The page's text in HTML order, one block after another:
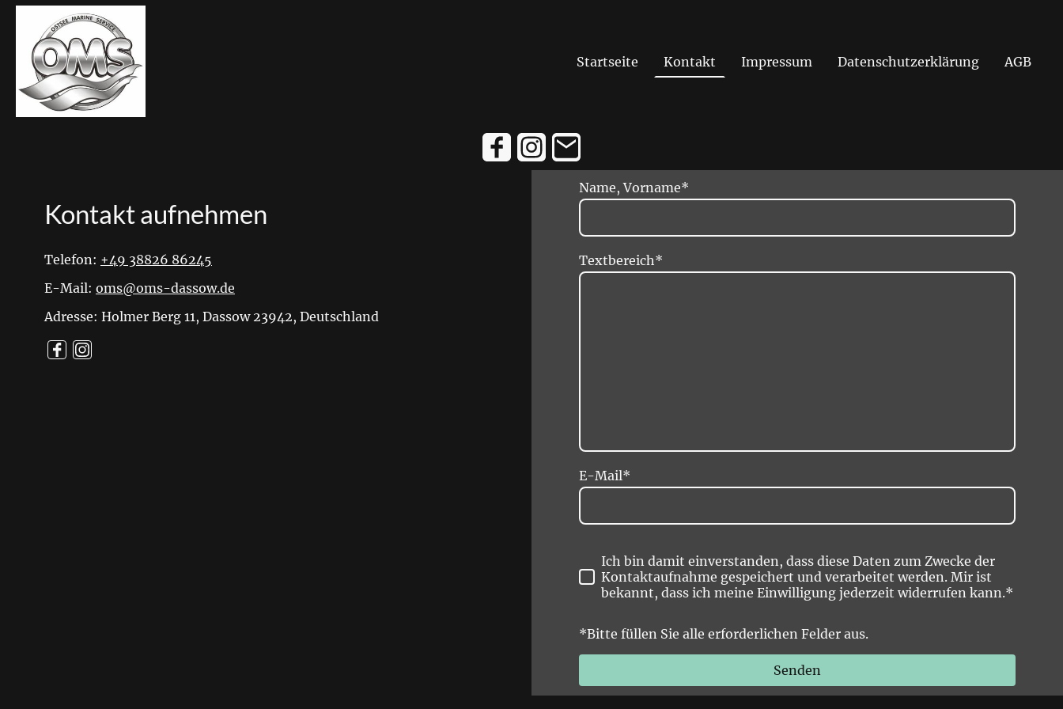
Startseite Kontakt Impressum Datenschutzerklärung AGB
Kontakt aufnehmen
Telefon: +49 38826 86245
E-Mail: oms@oms-dassow.de
Adresse: Holmer Berg 11, Dassow 23942, Deutschland
Name, Vorname*
Textbereich*
E-Mail*
Ich bin damit einverstanden, dass diese Daten zum Zwecke der
Kontaktaufnahme gespeichert und verarbeitet werden. Mir ist
bekannt, dass ich meine Einwilligung jederzeit widerrufen kann.*
*Bitte füllen Sie alle erforderlichen Felder aus.
Senden